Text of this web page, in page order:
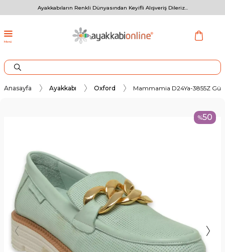
Ayakkabıların Renkli Dünyasından Keyifli Alışveriş Dileriz...
Menü
Anasayfa Ayakkabı Oxford Mammamia D24Ya-3855Z
%50